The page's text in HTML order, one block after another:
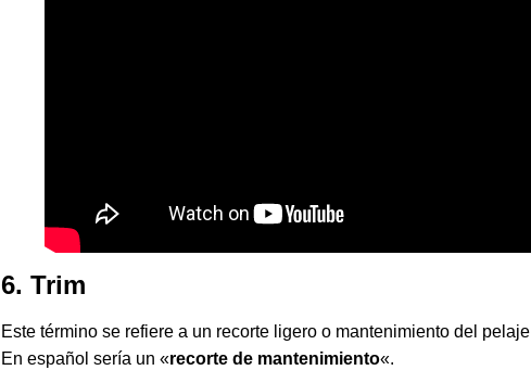
6. Trim
Este término se refiere a un recorte ligero o mantenimiento del
En español sería un «recorte de mantenimiento«.